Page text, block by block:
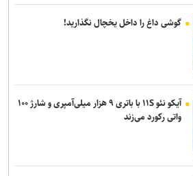
گوشی داغ را داخل یخچال نگذارید!
آیکو نئو ۱۱S با باتری ۹ هزار میلی‌آمپری و شارژ ۱۰۰
واتی رکورد می‌زند